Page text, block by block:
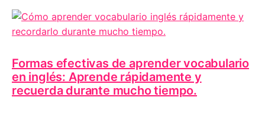
Formas efectivas de aprender vocabulario
en inglés: Aprende rápidamente y
recuerda durante mucho tiempo.